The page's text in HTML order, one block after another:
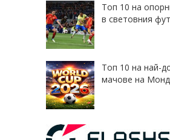
Топ 10 на
в световния
Топ 10 на най-
мачове на